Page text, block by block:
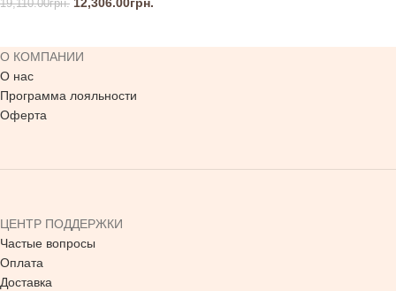
19,110.00грн. 12,306.00грн.
О КОМПАНИИ
О нас
Программа лояльности
Оферта
ЦЕНТР ПОДДЕРЖКИ
Частые вопросы
Оплата
Доставка